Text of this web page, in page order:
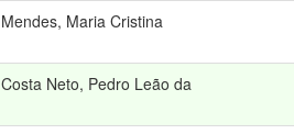
Mendes, Maria Cristina
Costa Neto, Pedro Leão da